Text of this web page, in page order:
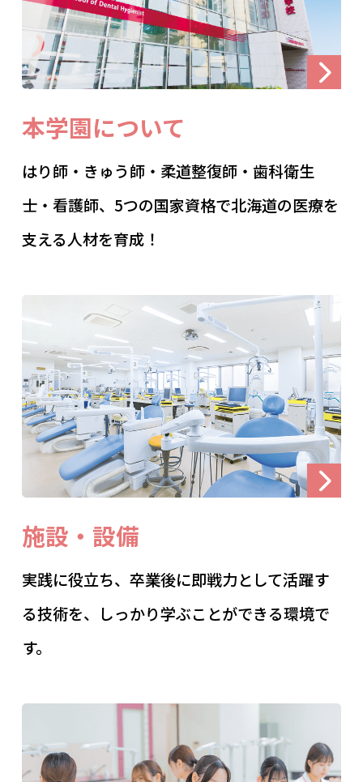
本学園について
はり師・きゅう師・柔道整復師・歯科衛生
士・看護師、5つの国家資格で北海道の医療を
支える人材を育成！
施設・設備
実践に役立ち、卒業後に即戦力として活躍す
る技術を、しっかり学ぶことができる環境で
す。